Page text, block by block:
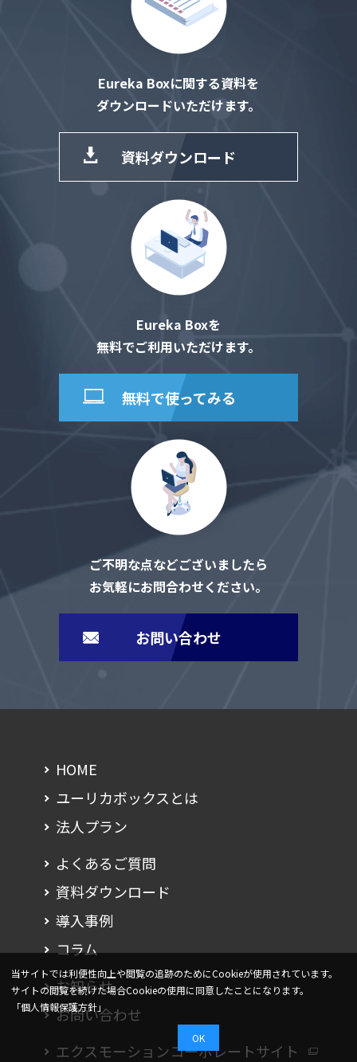
Eureka Boxに関する資料を
ダウンロードいただけます。
資料ダウンロード
Eureka Boxを
無料でご利用いただけます。
無料で使ってみる
ご不明な点などございましたら
お気軽にお問合わせください。
お問い合わせ
HOME
ユーリカボックスとは
法人プラン
よくあるご質問
資料ダウンロード
導入事例
コラム
お知らせ
お問い合わせ
エクスモーションコーポレートサイト
当サイトでは利便性向上や閲覧の追跡のためにCookieが使用されています。
サイトの閲覧を続けた場合Cookieの使用に同意したことになります。
「個人情報保護方針」
OK